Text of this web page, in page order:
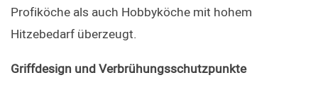
Profiköche als auch Hobbyköche mit hohem
Hitzebedarf überzeugt.
Griffdesign und Verbrühungsschutzpunkte